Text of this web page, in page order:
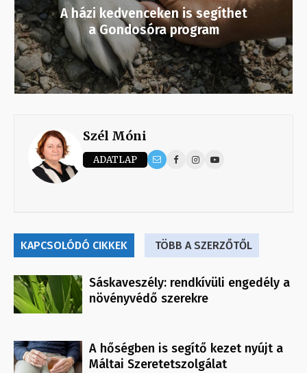
A házi kedvenceken is segíthet
a Gondosóra program
Szél Móni
ADATLAP
KAPCSOLÓDÓ CIKKEK TÖBB A SZERZŐTŐL
Sáskaveszély: rendkívüli engedély a
növényvédő szerekre
A hőségben is segítő kezet nyújt a
Máltai Szeretetszolgálat